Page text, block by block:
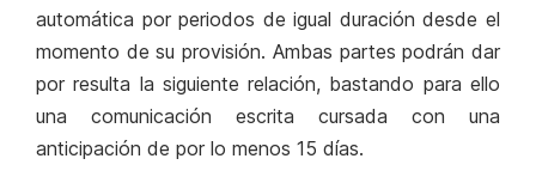
automática por periodos de igual duración desde el
momento de su provisión. Ambas partes podrán dar
por resulta la siguiente relación, bastando para ello
una comunicación escrita cursada con una
anticipación de por lo menos 15 días.